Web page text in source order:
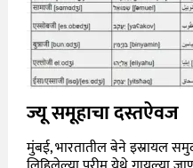
ज्यू समूहाचा दस्तऐवज
मुंबई, भारतातील बेने इस्रायल